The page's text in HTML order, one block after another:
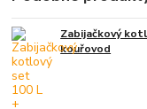
Zabijačkový
kouřovod